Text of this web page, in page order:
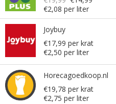
€2,08 per liter
Joybuy
€17,99 per krat
€2,50 per liter
Horecagoedkoop.nl
€19,78 per krat
€2,75 per liter